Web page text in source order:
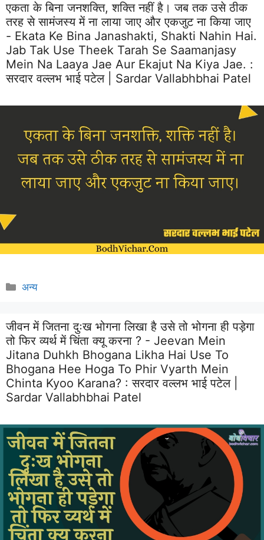
एकता के बिना जनशक्ति, शक्ति नहीं है। जब तक उसे ठीक
तरह से सामंजस्य में ना लाया जाए और एकजुट ना किया जाए
- Ekata Ke Bina Janashakti, Shakti Nahin Hai.
Jab Tak Use Theek Tarah Se Saamanjasy
Mein Na Laaya Jae Aur Ekajut Na Kiya Jae. :
सरदार वल्लभ भाई पटेल | Sardar Vallabhbhai Patel
Categories
अन्य
जीवन में जितना दुःख भोगना लिखा है उसे तो भोगना ही पड़ेगा
तो फिर व्यर्थ में चिंता क्यू करना ? - Jeevan Mein
Jitana Duhkh Bhogana Likha Hai Use To
Bhogana Hee Hoga To Phir Vyarth Mein
Chinta Kyoo Karana? :सरदार वल्लभ भाई पटेल |
Sardar Vallabhbhai Patel